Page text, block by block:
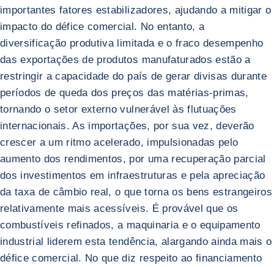
importantes fatores estabilizadores, ajudando a mitigar o
impacto do défice comercial. No entanto, a
diversificação produtiva limitada e o fraco desempenho
das exportações de produtos manufaturados estão a
restringir a capacidade do país de gerar divisas durante
períodos de queda dos preços das matérias-primas,
tornando o setor externo vulnerável às flutuações
internacionais. As importações, por sua vez, deverão
crescer a um ritmo acelerado, impulsionadas pelo
aumento dos rendimentos, por uma recuperação parcial
dos investimentos em infraestruturas e pela apreciação
da taxa de câmbio real, o que torna os bens estrangeiros
relativamente mais acessíveis. É provável que os
combustíveis refinados, a maquinaria e o equipamento
industrial liderem esta tendência, alargando ainda mais o
défice comercial. No que diz respeito ao financiamento